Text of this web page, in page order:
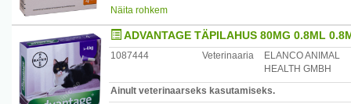
allergy dermatitis) vastase ravistrateegia osana.
Näita rohkem
ADVANTAGE TÄPILAHUS 80MG 0.8ML
1087444 Veterinaaria
ELANCO ANIMAL
HEALTH GMBH
Ainult veterinaarseks kasutamiseks.